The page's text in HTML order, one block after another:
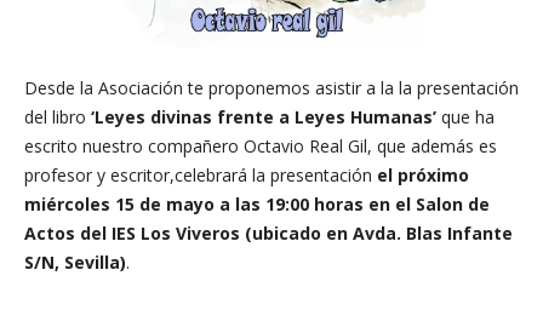
Desde la Asociación te proponemos asistir a la la presentación
del libro ‘Leyes divinas frente a Leyes Humanas’ que ha
escrito nuestro compañero Octavio Real Gil, que además es
profesor y escritor,celebrará la presentación el próximo
miércoles 15 de mayo a las 19:00 horas en el Salon de
Actos del IES Los Viveros (ubicado en Avda. Blas Infante
S/N, Sevilla).